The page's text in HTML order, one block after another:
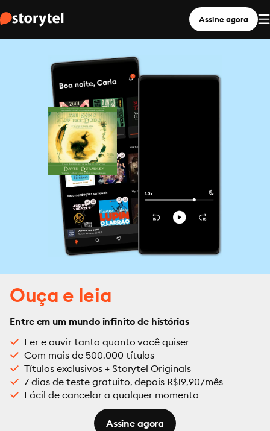
Assine agora
Ouça e leia
Entre em um mundo infinito de histórias
Ler e ouvir tanto quanto você quiser
Com mais de 500.000 títulos
Títulos exclusivos + Storytel Originals
7 dias de teste gratuito, depois R$19,90/mês
Fácil de cancelar a qualquer momento
Assine agora